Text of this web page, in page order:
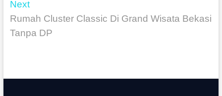
Next
Rumah Cluster Classic Di Grand Wisata Bekasi
Tanpa DP